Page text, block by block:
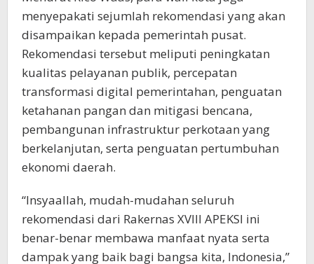
menyepakati sejumlah rekomendasi yang akan
disampaikan kepada pemerintah pusat.
Rekomendasi tersebut meliputi peningkatan
kualitas pelayanan publik, percepatan
transformasi digital pemerintahan, penguatan
ketahanan pangan dan mitigasi bencana,
pembangunan infrastruktur perkotaan yang
berkelanjutan, serta penguatan pertumbuhan
ekonomi daerah.
“Insyaallah, mudah-mudahan seluruh
rekomendasi dari Rakernas XVIII APEKSI ini
benar-benar membawa manfaat nyata serta
dampak yang baik bagi bangsa kita, Indonesia,”